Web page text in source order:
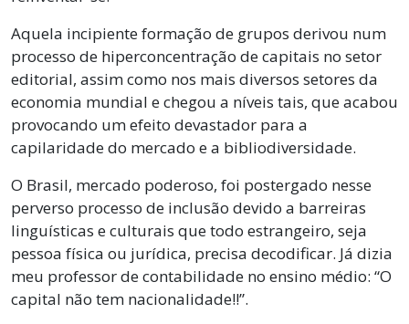
Aquela incipiente formação de grupos derivou num
processo de hiperconcentração de capitais no setor
editorial, assim como nos mais diversos setores da
economia mundial e chegou a níveis tais, que acabou
provocando um efeito devastador para a
capilaridade do mercado e a bibliodiversidade.
O Brasil, mercado poderoso, foi postergado nesse
perverso processo de inclusão devido a barreiras
linguísticas e culturais que todo estrangeiro, seja
pessoa física ou jurídica, precisa decodificar. Já dizia
meu professor de contabilidade no ensino médio: “O
capital não tem nacionalidade!!”.